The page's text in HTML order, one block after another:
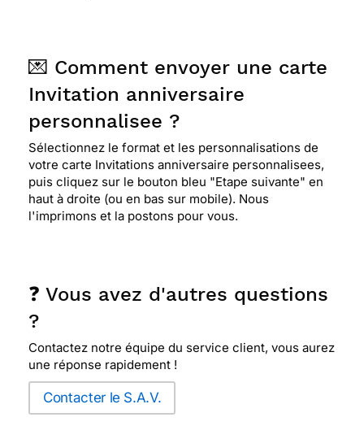
💌 Comment envoyer une carte
Invitation anniversaire
personnalisee ?
Sélectionnez le format et les personnalisations de
votre carte Invitations anniversaire personnalisees,
puis cliquez sur le bouton bleu "Etape suivante" en
haut à droite (ou en bas sur mobile). Nous
l'imprimons et la postons pour vous.
❓ Vous avez d'autres questions
?
Contactez notre équipe du service client, vous aurez
une réponse rapidement !
Contacter le S.A.V.